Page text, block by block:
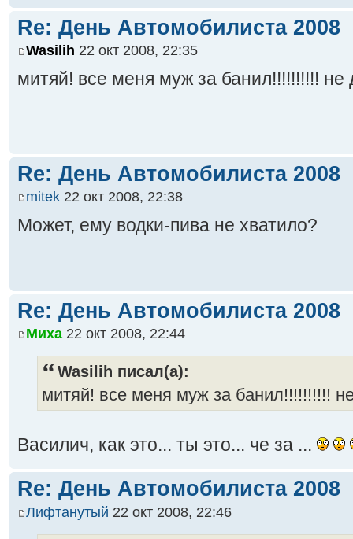
Re: День Автомобилиста 2008
Wasilih 22 окт 2008, 22:35
митяй! все меня муж за банил!!!!!!!!!! не
Re: День Автомобилиста 2008
mitek 22 окт 2008, 22:38
Может, ему водки-пива не хватило?
Re: День Автомобилиста 2008
Миха 22 окт 2008, 22:44
Wasilih писал(а):
митяй! все меня муж за банил!!!!!!!!!!
Василич, как это... ты это... че за ...
Re: День Автомобилиста 2008
Лифтанутый 22 окт 2008, 22:46